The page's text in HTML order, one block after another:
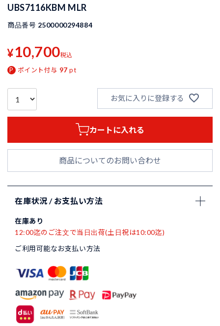
UBS7116KBM MLR
商品番号 2500000294884
¥10,700税込
ポイント付与 97 pt
お気に入りに登録する
カートに入れる
商品についてのお問い合わせ
在庫状況 / お支払い方法
在庫あり
12:00迄のご注文で当日出荷(土日祝は10:00迄)
ご利用可能なお支払い方法